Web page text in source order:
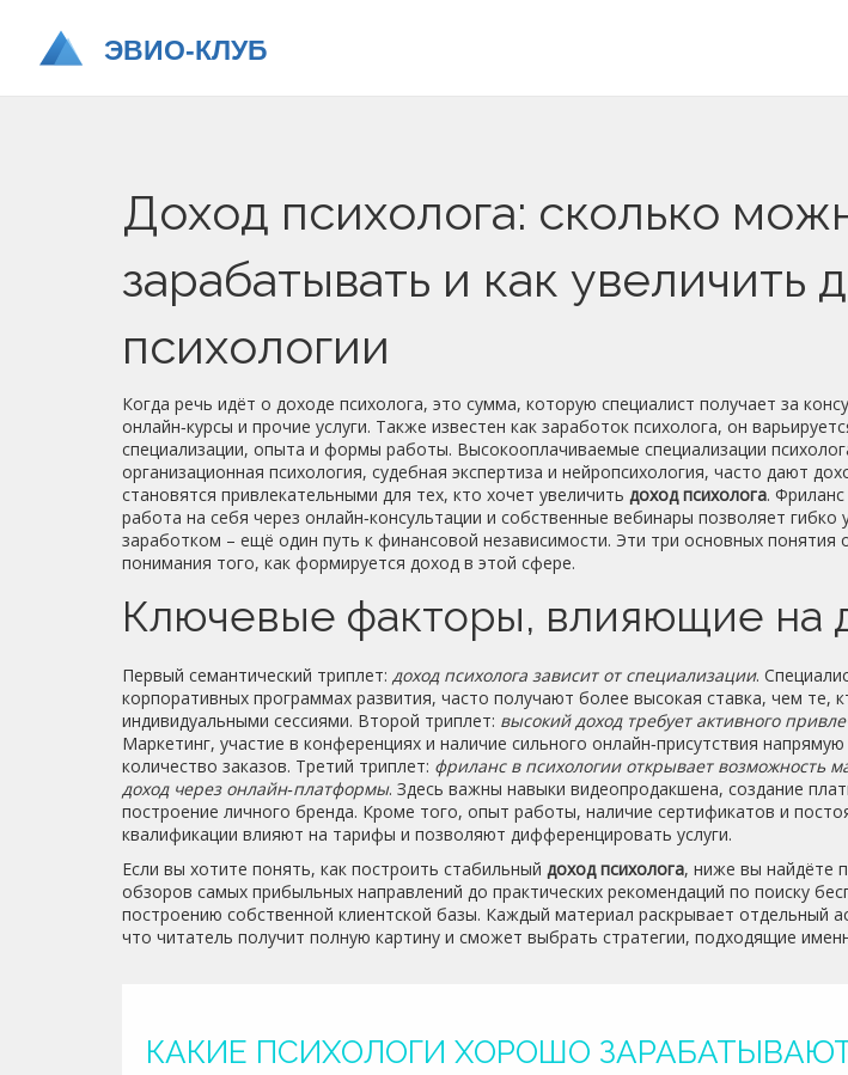
Доход психолога: сколько
зарабатывать и как увеличить
психологии
Когда речь идёт о доходе психолога, это сумма, которую специалист получает за
онлайн‑курсы и прочие услуги. Также известен как заработок психолога, он
специализации, опыта и формы работы. Высокооплачиваемые специализации
организационная психология, судебная экспертиза и нейропсихология, часто дают
становятся привлекательными для тех, кто хочет увеличить доход психолога. Фриланс
работа на себя через онлайн‑консультации и собственные вебинары позволяет гибко
заработком – ещё один путь к финансовой независимости. Эти три основных понятия
понимания того, как формируется доход в этой сфере.
Ключевые факторы, влияющие на
Первый семантический триплет: доход психолога зависит от специализации.
корпоративных программах развития, часто получают более высокая ставка, чем те,
индивидуальными сессиями. Второй триплет: высокий доход требует активного
Маркетинг, участие в конференциях и наличие сильного онлайн‑присутствия
количество заказов. Третий триплет: фриланс в психологии открывает возможность
доход через онлайн‑платформы. Здесь важны навыки видеопродакшена, создание
построение личного бренда. Кроме того, опыт работы, наличие сертификатов и
квалификации влияют на тарифы и позволяют дифференцировать услуги.
Если вы хотите понять, как построить стабильный доход психолога, ниже вы найдёте
обзоров самых прибыльных направлений до практических рекомендаций по поиску
построению собственной клиентской базы. Каждый материал раскрывает отдельный
что читатель получит полную картину и сможет выбрать стратегии, подходящие
КАКИЕ ПСИХОЛОГИ ХОРОШО